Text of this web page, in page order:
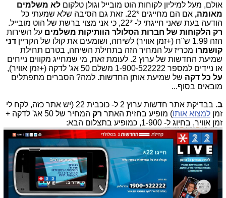
אולם, מעל למיליון לקוחות הוט מובייל וגולן טלקום לא משלמים
מאומה,
אם הם מחייגים *22. זאת גם הסיבה שלא שמעתי כל
הודעה בעת שאני חייגתי ל- *22, כי אני מצוי ברשת של הוט מובייל.
רק הלקוחות של חברות הסלולר הוותיקות משלמים על השירות
הזה 1.99 ש"ח (+זמן אוויר) לשיחה, ושומעים את קולו של הקריין
דני
קושמרו מכריז על המחיר הזה בתחילת השיחה, בטרם תחילת
שמיעת החדשות של ערוץ 2. לעומת זאת, מי שמחייג מקווים נייחים
או ניידים למספר 1-900-522222 משלם 50 אג' לדקה (+זמן אוויר),
על כל דקה של שמיעת אותן החדשות. למה? הסברים מתפתלים
מובאים בסוף...
ב
. בבדיקת אתר חדשות ערוץ 2 ל- כוכבית 22 (יש אתר כזה, לקח לי
זמן למצוא אותו) מופיע בחזית האתר רק
המחיר של 50 אג' לדקה +
זמן אוויר, בחיוג ל- 1-900, כמופיע בתצלום הבא: